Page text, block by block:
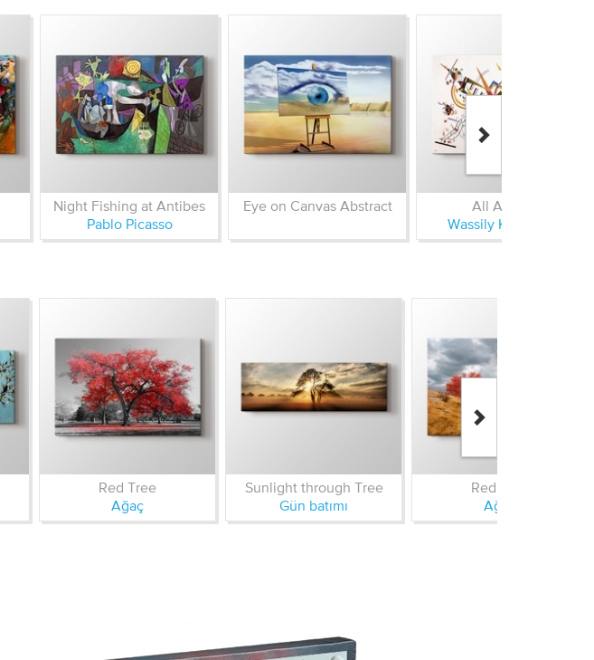
Night Fishing at Antibes
Pablo Picasso
Eye on Canvas Abstract
All Around
Wassily Kandinsky
Red Tree
Ağaç
Sunlight through Tree
Gün batımı
Red Tree
Ağaç